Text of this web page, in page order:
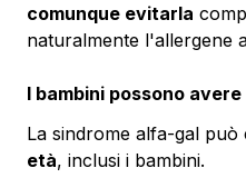
comunque evitarla
naturalmente l'allergene
I bambini possono
La sindrome alfa-gal può
età, inclusi i bambini.